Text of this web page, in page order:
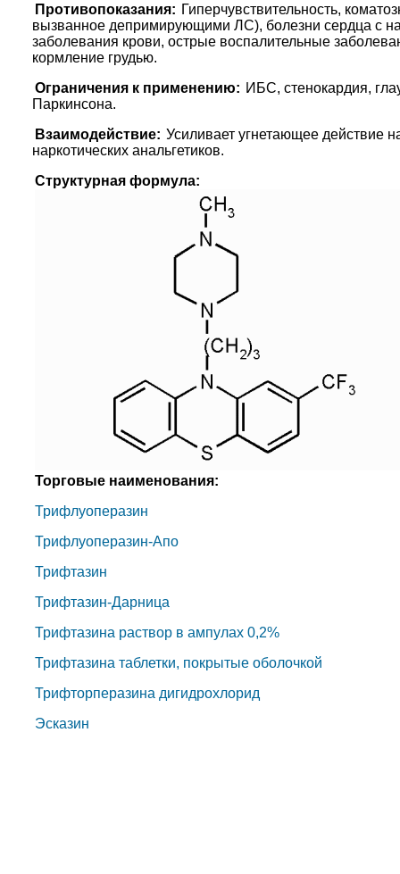
Противопоказания: Гиперчувствительность,
вызванное депримирующими ЛС), болезни сердца с
заболевания крови, острые воспалительные
кормление грудью.
Ограничения к применению: ИБС, стенокардия,
Паркинсона.
Взаимодействие: Усиливает угнетающее действие
наркотических анальгетиков.
Структурная формула:
Торговые наименования:
Трифлуоперазин
Трифлуоперазин-Апо
Трифтазин
Трифтазин-Дарница
Трифтазина раствор в ампулах 0,2%
Трифтазина таблетки, покрытые оболочкой
Трифторперазина дигидрохлорид
Эсказин